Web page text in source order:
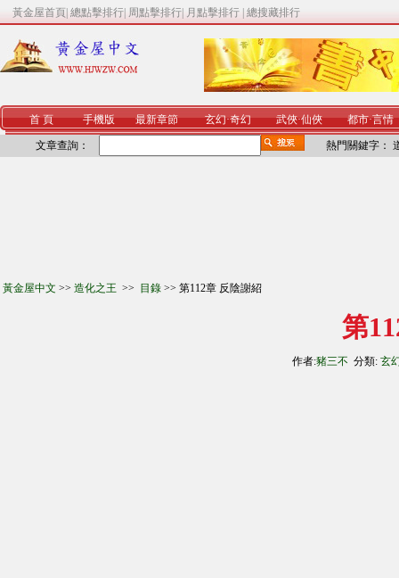
黃金屋首頁 總點擊排行 周點擊排行 月點擊排行 總搜藏排行
首 頁 手機版 最新章節 玄幻·奇幻 武俠·仙俠 都市·言情
文章查詢： 熱門關鍵字：
黃金屋中文 >> 造化之王 >> 目錄 >> 第112章 反陰謝紹
第
作者:豬三不 分類: 玄